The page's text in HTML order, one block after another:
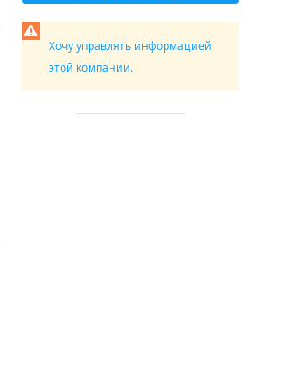
Хочу управлять информацией
этой компании.